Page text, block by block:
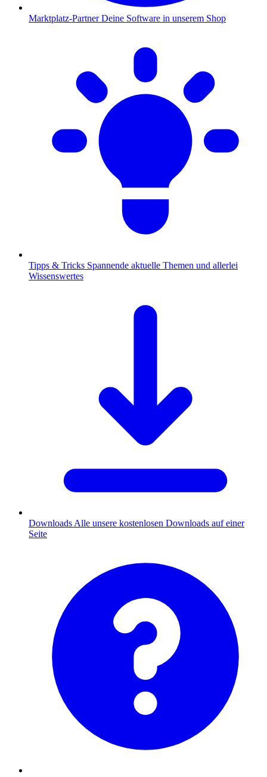
Marktplatz-Partner Deine Software in unserem Shop
Tipps & Tricks Spannende aktuelle Themen und allerlei
Wissenswertes
Downloads Alle unsere kostenlosen Downloads auf einer
Seite